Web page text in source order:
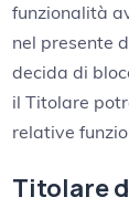
funzionalità
nel presente
decida di
il Titolare
relative
Titolare